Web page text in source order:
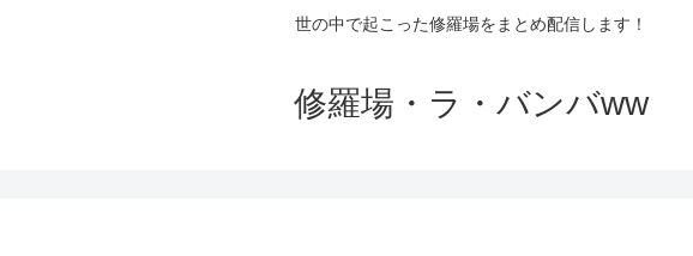
世の中で起こった修羅場をまとめ配信します！
修羅場・ラ・バンバww